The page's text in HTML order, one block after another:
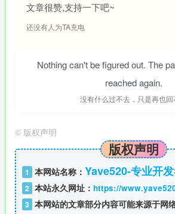
文章很赞,支持一下吧~
还没有人为TA充电
Nothing can't be figured out. The
reached again.
没有什么过不去，只是再也回
© 版权声明
版权声明
1 本网站名称： Yave520-专业开
2 本站永久网址： https://
3 本网站的文章部分内容可能来源于网